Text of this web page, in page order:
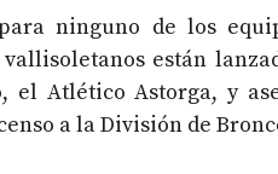
ninguno de los
vallisoletanos están
el Atlético Astorga, y
a la División de